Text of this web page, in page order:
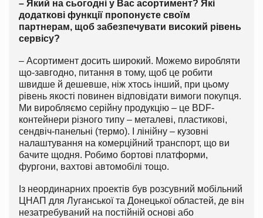
– Який на сьогодні у Вас асортимент? Які
додаткові функції пропонуєте своїм
партнерам, щоб забезпечувати високий рівень
сервісу?
– Асортимент досить широкий. Можемо виробляти
що-завгодно, питання в тому, щоб це робити
швидше й дешевше, ніж хтось інший, при цьому
рівень якості повинен відповідати вимоги покупця.
Ми виробляємо серійну продукцію – це BDF-
контейнери різного типу – металеві, пластикові,
сендвіч-панельні (термо). І лінійну – кузовні
налаштування на комерційний транспорт, що ви
бачите щодня. Робимо бортові платформи,
фургони, вахтові автомобілі тощо.
Із неординарних проектів був розсувний мобільний
ЦНАП для Луганської та Донецької областей, де він
незатребуваний на постійній основі або